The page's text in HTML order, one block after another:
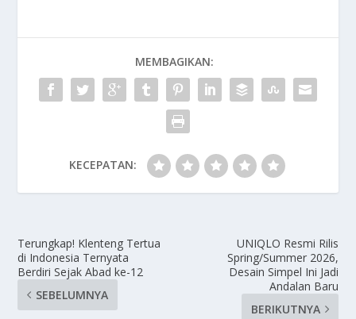
MEMBAGIKAN:
KECEPATAN:
Terungkap! Klenteng Tertua
di Indonesia Ternyata
Berdiri Sejak Abad ke-12
SEBELUMNYA
UNIQLO Resmi Rilis
Spring/Summer 2026,
Desain Simpel Ini Jadi
Andalan Baru
BERIKUTNYA